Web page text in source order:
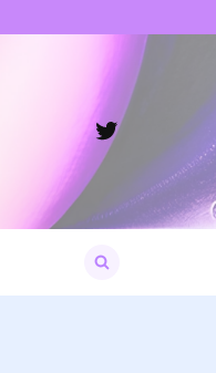
Twitter
for: